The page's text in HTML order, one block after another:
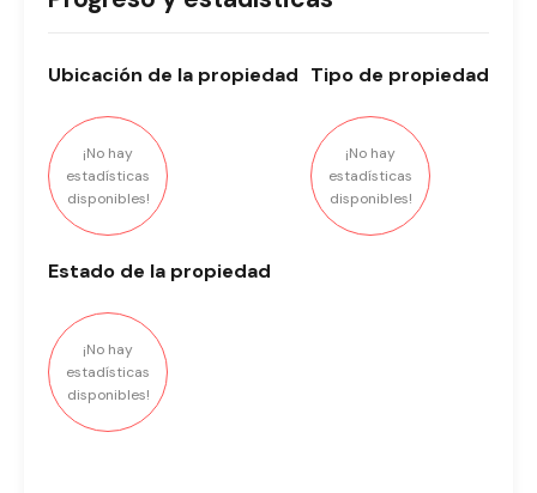
Ubicación de la propiedad
¡No hay
estadísticas
disponibles!
Tipo de propiedad
¡No hay
estadísticas
disponibles!
Estado de la propiedad
¡No hay
estadísticas
disponibles!